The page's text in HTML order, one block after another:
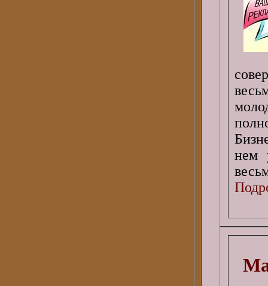
нем